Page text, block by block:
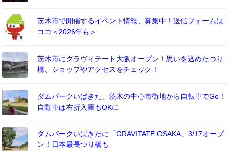
茨木市で開催するイベント情報、募集中！送信フォームは
ココ＜2026年も＞
茨木市にグラヴィテート大阪オープン！思いを込めたつり
橋、ショップやアクセスをチェック！
ダムパークいばきた、茨木の中心市街地から自転車でGo！
自動車は右折入庫もOKに
ダムパークいばきたに「GRAVITATE OSAKA」3/17オープ
ン！日本最長つり橋も